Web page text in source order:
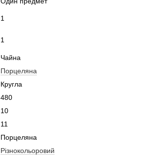
1
1
Чайна
Порцеляна
Кругла
480
10
11
Порцеляна
Різнокольоровий